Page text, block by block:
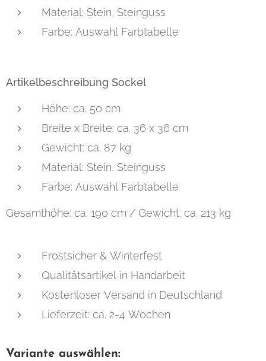
Material: Stein, Steinguss
Farbe: Auswahl Farbtabelle
Artikelbeschreibung Sockel
Höhe: ca. 50 cm
Breite x Breite: ca. 36 x 36 cm
Gewicht: ca. 87 kg
Material: Stein, Steinguss
Farbe: Auswahl Farbtabelle
Gesamthöhe: ca. 190 cm / Gewicht: ca. 213 kg
Frostsicher & Winterfest
Qualitätsartikel in Handarbeit
Kostenloser Versand in Deutschland
Lieferzeit: ca. 2-4 Wochen
Variante auswählen: